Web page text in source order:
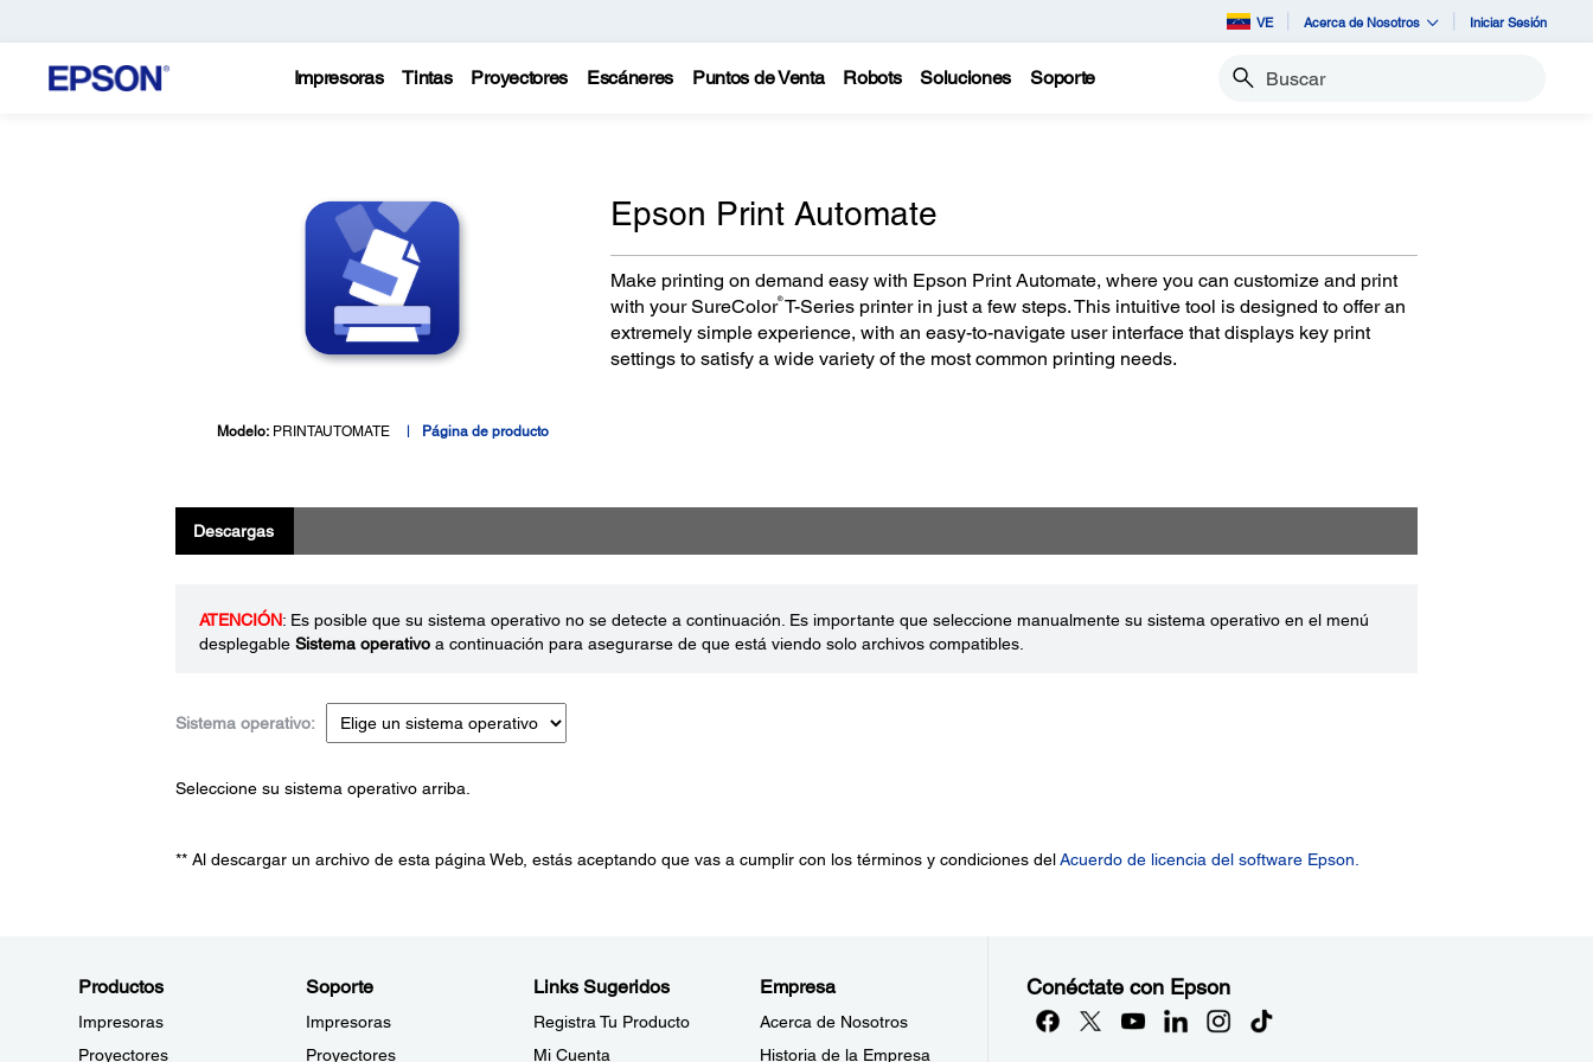
VE Acerca de Nosotros Iniciar Sesión
Impresoras Tintas Proyectores Escáneres Puntos de Venta Robots Soluciones Soporte Buscar
Modelo: PRINTAUTOMATE Página de producto
Epson Print Automate
Make printing on demand easy with Epson Print Automate, where you can customize and print
with your SureColor®T-Series printer in just a few steps. This intuitive tool is designed to offer an
extremely simple experience, with an easy-to-navigate user interface that displays key print
settings to satisfy a wide variety of the most common printing needs.
Descargas
ATENCIÓN: Es posible que su sistema operativo no se detecte a continuación. Es importante que seleccione manualmente su sistema operativo en el menú
desplegable Sistema operativoa continuación para asegurarse de que está viendo solo archivos compatibles.
Sistema operativo:
Seleccione su sistema operativo arriba.
** Al descargar un archivo de esta página Web, estás aceptando que vas a cumplir con los términos y condiciones delAcuerdo de licencia del software Epson.
Productos
Impresoras
Proyectores
Soporte
Impresoras
Proyectores
Links Sugeridos
Registra Tu Producto
Mi Cuenta
Empresa
Acerca de Nosotros
Historia de la Empresa
Conéctate con Epson